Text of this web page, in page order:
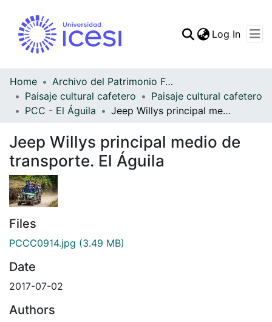
Statistics
Log In
Home
Archivo del Patrimonio Fotográfico y Fílmico del Valle del Cauca
Paisaje cultural cafetero
Paisaje cultural cafetero
PCC - El Águila
Jeep Willys principal medio de transporte. El Águila
Jeep Willys principal medio de
transporte. El Águila
Files
PCCC0914.jpg (3.49 MB)
Date
2017-07-02
Authors